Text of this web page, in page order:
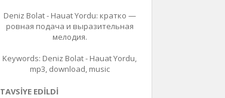
Deniz Bolat - Hauat Yordu: кратко —
ровная подача и выразительная
мелодия.
Keywords: Deniz Bolat - Hauat Yordu,
mp3, download, music
TAVSIYE EDILDI